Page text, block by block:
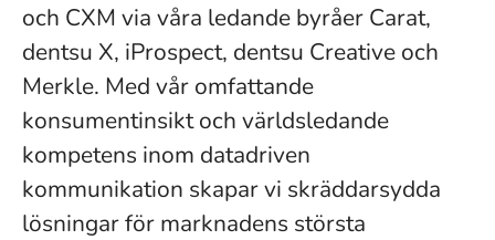
och CXM via våra ledande byråer Carat,
dentsu X, iProspect, dentsu Creative och
Merkle. Med vår omfattande
konsumentinsikt och världsledande
kompetens inom datadriven
kommunikation skapar vi skräddarsydda
lösningar för marknadens största